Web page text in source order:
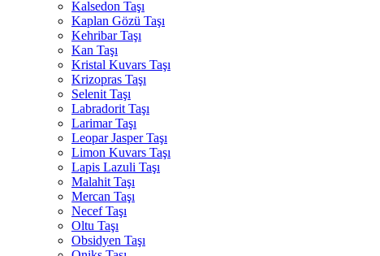
Kalsedon Taşı
Kaplan Gözü Taşı
Kehribar Taşı
Kan Taşı
Kristal Kuvars Taşı
Krizopras Taşı
Selenit Taşı
Labradorit Taşı
Larimar Taşı
Leopar Jasper Taşı
Limon Kuvars Taşı
Lapis Lazuli Taşı
Malahit Taşı
Mercan Taşı
Necef Taşı
Oltu Taşı
Obsidyen Taşı